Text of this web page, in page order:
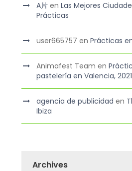
A片 enLas Mejores
Prácticas
user665757 enPrácticas
Animafest Team en
pastelería en Valencia, 2021
agencia de publicidad en
Ibiza
Archives